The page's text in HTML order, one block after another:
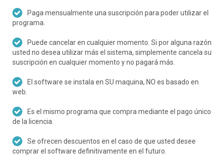
Paga mensualmente una suscripción para poder utilizar el
programa.
Puede cancelar en cualquier momento. Si por alguna razón
usted no desea utilizar más el sistema, simplemente cancela su
suscripción en cualquier momento y no pagará más.
El software se instala en SU maquina, NO es basado en
web.
Es el mismo programa que compra mediante el pago único
de la licencia.
Se ofrecen descuentos en el caso de que usted desee
comprar el software definitivamente en el futuro.